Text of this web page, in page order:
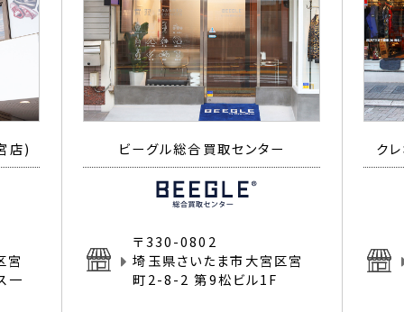
店)
宮
一
ビーグル総合買取センター
〒330-0802
埼玉県さいたま市大宮区宮
町2-8-2 第9松ビル1F
ク